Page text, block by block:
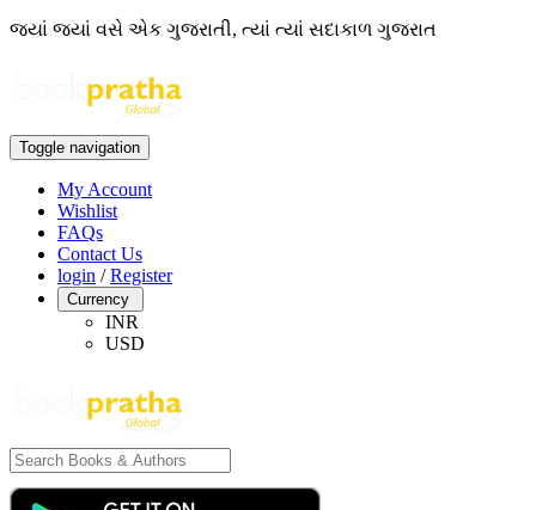
જ્યાં જ્યાં વસે એક ગુજરાતી, ત્યાં ત્યાં સદાકાળ ગુજરાત
Toggle navigation
My Account
Wishlist
FAQs
Contact Us
login /Register
Currency
INR
USD